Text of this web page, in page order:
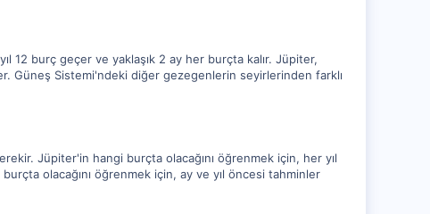
12 burç geçer ve yaklaşık 2 ay her burçta kalır. Jüpiter,
Güneş Sistemi'ndeki diğer gezegenlerin seyirlerinden farklı
Jüpiter'in hangi burçta olacağını öğrenmek için, her yıl
olacağını öğrenmek için, ay ve yıl öncesi tahminler